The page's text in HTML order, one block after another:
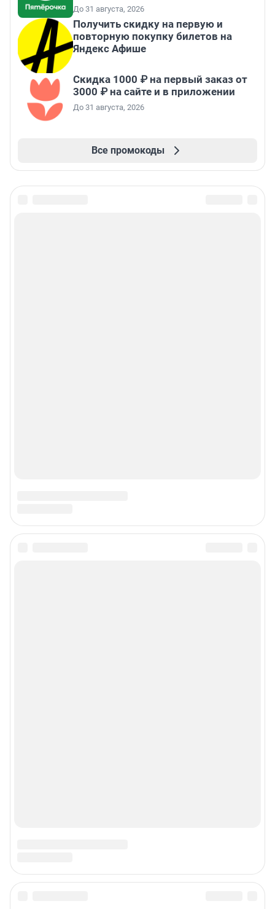
До 31 августа, 2026
Получить скидку на первую и
повторную покупку билетов на
Яндекс Афише
Скидка 1000 ₽ на первый заказ от
3000 ₽ на сайте и в приложении
До 31 августа, 2026
Все промокоды